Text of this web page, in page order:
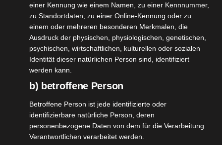
der Dose befinden sich 120 Kapseln. Täglich
können bis zu 8 Kapseln eingenommen
werden. Ich habe mit 2 Kapseln tgl.
angefangen und bin jetzt bei 4. Für mich
reicht das, jeder sollte hier seine eigene
gewünschte Menge finden. Hier sind so viele
hochwertige Elemente eingebunden, fast
schon unglaublich, z. B. Eisen, Selen, Zink,
Q10, Vitamin B2, B6, B9, B12, Vitamin C und D
und vieles mehr. Gerade für Vegetarier oder
Veganer sehr gut.
einer Kennung wie einem Namen, zu einer Kennnummer,
zu Standortdaten, zu einer Online-Kennung oder zu
einem oder mehreren besonderen Merkmalen, die
Ausdruck der physischen, physiologischen, genetischen,
psychischen, wirtschaftlichen, kulturellen oder sozialen
Identität dieser natürlichen Person sind, identifiziert
werden kann.
b) betroffene Person
Betroffene Person ist jede identifizierte oder
identifizierbare natürliche Person, deren
personenbezogene Daten von dem für die Verarbeitung
Verantwortlichen verarbeitet werden.